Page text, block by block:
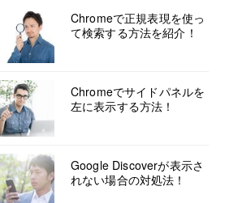
Chromeで正規表現を使っ
て検索する方法を紹介！
Chromeでサイドパネルを
左に表示する方法！
Google Discoverが表示さ
れない場合の対処法！